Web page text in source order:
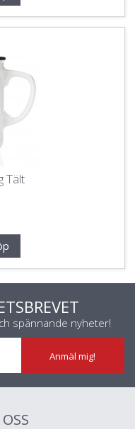
Tält
spännande nyheter!
Anmäl mig!